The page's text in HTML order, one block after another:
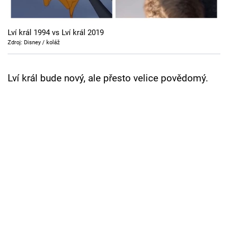
Pořady
TV Program
Lví král 1994 vs Lví král 2019
Zdroj: Disney / koláž
Lví král bude nový, ale přesto velice povědomý.